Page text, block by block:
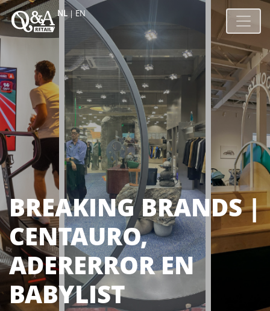
NL |EN
BREAKING BRANDS |
CENTAURO,
ADERERROR EN
BABYLIST